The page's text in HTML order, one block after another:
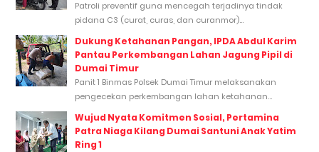
Patroli preventif guna mencegah terjadinya tindak
pidana C3 (curat, curas, dan curanmor)...
Dukung Ketahanan Pangan, IPDA Abdul Karim
Pantau Perkembangan Lahan Jagung Pipil di
Dumai Timur
Panit 1 Binmas Polsek Dumai Timur melaksanakan
pengecekan perkembangan lahan ketahanan...
Wujud Nyata Komitmen Sosial, Pertamina
Patra Niaga Kilang Dumai Santuni Anak Yatim
Ring 1